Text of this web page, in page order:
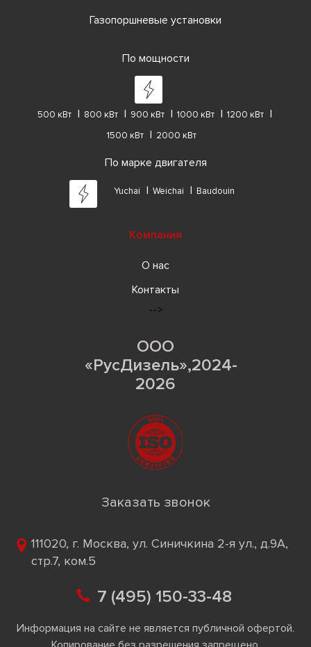
Газопоршневые установки
По мощности
500 кВт 800 кВт 900 кВт 1000 кВт
1200 кВт
1500 кВт
2000 кВт
По марке двигателя
Yuchai Weichai Baudouin
Компания
О нас
Контакты
-->
ООО
«РусДизель»,2024-
2026
Заказать звонок
111020, г. Москва, ул. Синичкина 2-я ул., д.9А,
стр.7, ком.5
7 (495) 150-33-48
Информация на сайте не является публичной офертой.